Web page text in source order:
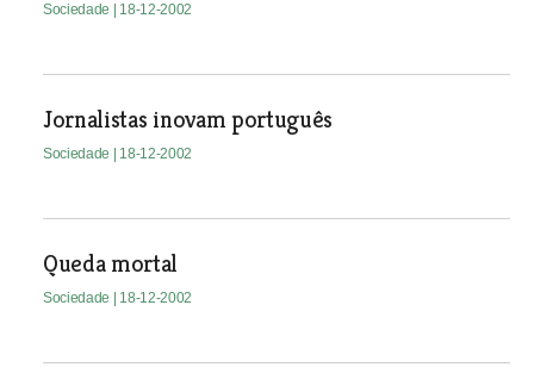
Sociedade | 18-12-2002
Jornalistas inovam português
Sociedade | 18-12-2002
Queda mortal
Sociedade | 18-12-2002